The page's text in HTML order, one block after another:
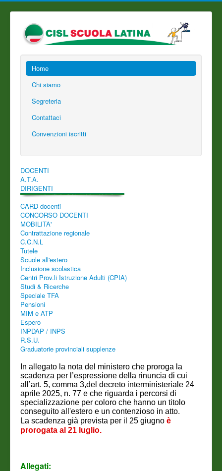
Home
Chi siamo
Segreteria
Contattaci
Convenzioni iscritti
DOCENTI
A.T.A.
DIRIGENTI
CARD docenti
CONCORSO DOCENTI
MOBILITA'
Contrattazione regionale
C.C.N.L
Tutele
Scuole all'estero
Inclusione scolastica
Centri Prov.li Istruzione Adulti (CPIA)
Studi & Ricerche
Speciale TFA
Pensioni
MIM e ATP
Espero
INPDAP / INPS
R.S.U.
Graduatorie provinciali supplenze
In allegato la nota del ministero che proroga la
scadenza per l’espressione della rinuncia di cui
all’art. 5, comma 3,del decreto interministeriale 24
aprile 2025, n. 77 e che riguarda i percorsi di
specializzazione per coloro che hanno un titolo
conseguito all'estero e un contenzioso in atto.
La scadenza già prevista per il 25 giugno è
prorogata al 21 luglio.
Allegati: